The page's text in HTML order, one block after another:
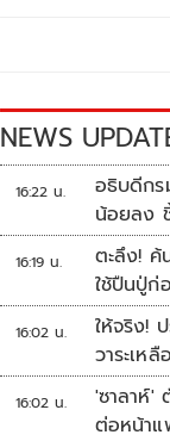
NEWS
16:22 น.
อธิบดีก
น้อยลง
แตกแย
16:19 น.
ตะลึง! ค้
ใช้ปืนปู่ก่
ยิง
16:02 น.
ให้จริง!
วาระเห
อำเภอล
16:02 น.
'ซาลาห์'
ต่อหน้า